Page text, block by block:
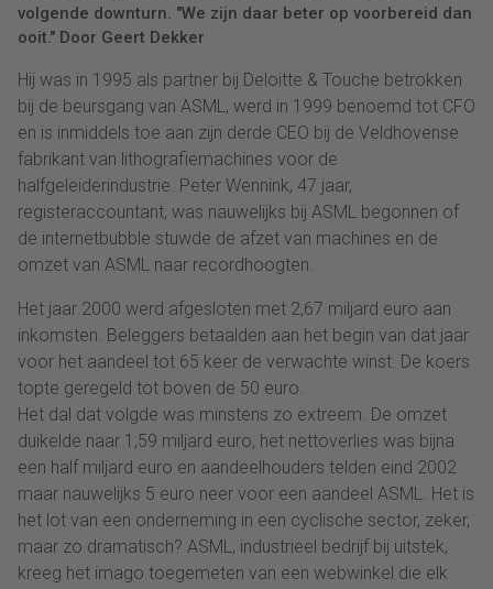
volgende downturn. "We zijn daar beter op voorbereid dan
ooit." Door Geert Dekker
Hij was in 1995 als partner bij Deloitte & Touche betrokken
bij de beursgang van ASML, werd in 1999 benoemd tot CFO
en is inmiddels toe aan zijn derde CEO bij de Veldhovense
fabrikant van lithografiemachines voor de
halfgeleiderindustrie. Peter Wennink, 47 jaar,
registeraccountant, was nauwelijks bij ASML begonnen of
de internetbubble stuwde de afzet van machines en de
omzet van ASML naar recordhoogten.
Het jaar 2000 werd afgesloten met 2,67 miljard euro aan
inkomsten. Beleggers betaalden aan het begin van dat jaar
voor het aandeel tot 65 keer de verwachte winst. De koers
topte geregeld tot boven de 50 euro.
Het dal dat volgde was minstens zo extreem. De omzet
duikelde naar 1,59 miljard euro, het nettoverlies was bijna
een half miljard euro en aandeelhouders telden eind 2002
maar nauwelijks 5 euro neer voor een aandeel ASML. Het is
het lot van een onderneming in een cyclische sector, zeker,
maar zo dramatisch? ASML, industrieel bedrijf bij uitstek,
kreeg het imago toegemeten van een webwinkel die elk